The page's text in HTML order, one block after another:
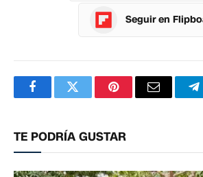
Seguir en
FacebookTwitterPinterestCorreo
TE PODRÍA GUSTAR